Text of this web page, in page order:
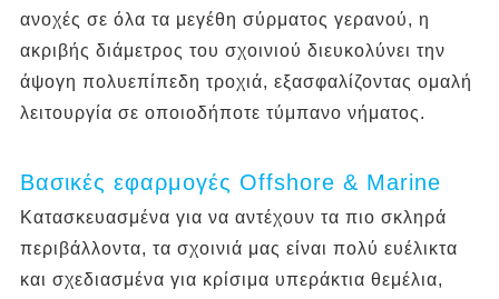
ανοχές σε όλα τα μεγέθη σύρματος γερανού, η
ακριβής διάμετρος του σχοινιού διευκολύνει την
άψογη πολυεπίπεδη τροχιά, εξασφαλίζοντας ομαλή
λειτουργία σε οποιοδήποτε τύμπανο νήματος.
Βασικές εφαρμογές Offshore & Marine
Κατασκευασμένα για να αντέχουν τα πιο σκληρά
περιβάλλοντα, τα σχοινιά μας είναι πολύ ευέλικτα
και σχεδιασμένα για κρίσιμα υπεράκτια θεμέλια,